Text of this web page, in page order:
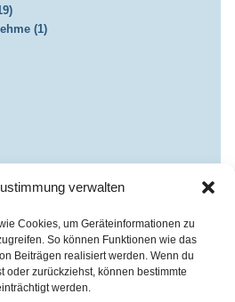
verwalten
Cookies, um Geräteinformationen zu
So können Funktionen wie das
Beiträgen realisiert werden. Wenn du
oder zurückziehst, können bestimmte
werden.
(1)
für Presse- und Öffentlichkeitsarbeit /